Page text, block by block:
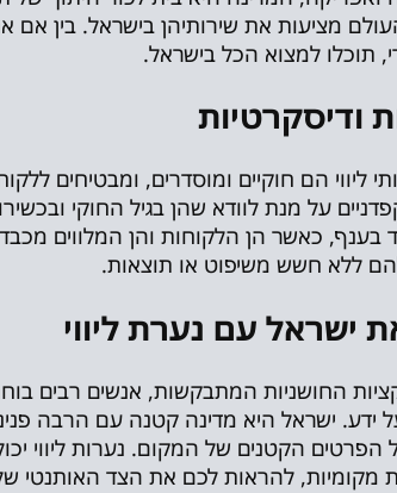
מציעות את שירותיהן בישראל. בין אם
תוכלו למצוא הכל בישראל.
ודיסקרטיות
ליווי הם חוקיים ומוסדרים, ומבטיחים
על מנת לוודא שהן בגיל החוקי
בענף, כאשר הן הלקוחות והן המלווים
ללא חשש משיפוט או תוצאות.
ישראל עם נערת ליווי
החושניות המתבקשות, אנשים רבים
ידע. ישראל היא מדינה קטנה עם הרבה
הקטנים של המקום. נערות ליווי
מקומיות, להראות לכם את הצד האותנטי